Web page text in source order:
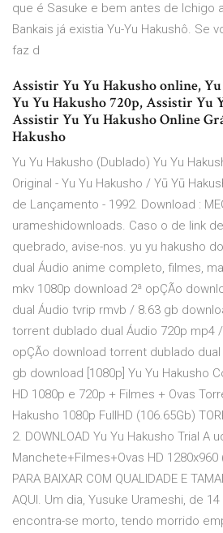
que é Sasuke e bem antes de Ichigo
Bankais já existia Yu-Yu Hakushô. Se
faz d
Assistir Yu Yu Hakusho online,
Yu Yu Hakusho 720p, Assistir Yu
Assistir Yu Yu Hakusho Online
Hakusho
Yu Yu Hakusho (Dublado) Yu Yu
Original - Yu Yu Hakusho / Yū Yū
de Lançamento - 1992. Download :
urameshidownloads. Caso o de link
quebrado, avise-nos. yu yu hakusho
dual Áudio anime completo, filmes,
mkv 1080p download 2ª opÇÃo
dual Áudio tvrip rmvb / 8.63 gb
torrent dublado dual Áudio 720p mp4
opÇÃo download torrent dublado
gb download [1080p] Yu Yu Hakusho
HD 1080p e 720p + Filmes + Ovas
Hakusho 1080p FullHD (106.65Gb)
2. DOWNLOAD Yu Yu Hakusho Trial A
Manchete+Filmes+Ovas HD 1280x960
PARA BAIXAR COM QUALIDADE E
AQUI. Um dia, Yusuke Urameshi, de
encontra-se morto, tendo morrido